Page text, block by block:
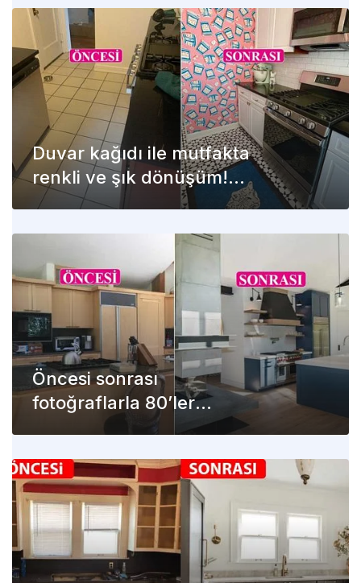
Duvar kağıdı ile mutfakta
renkli ve şık dönüşüm!
İşte öncesi ve sonrası
Öncesi sonrası
fotoğraflarla 80’ler
stilindeki mutfağın